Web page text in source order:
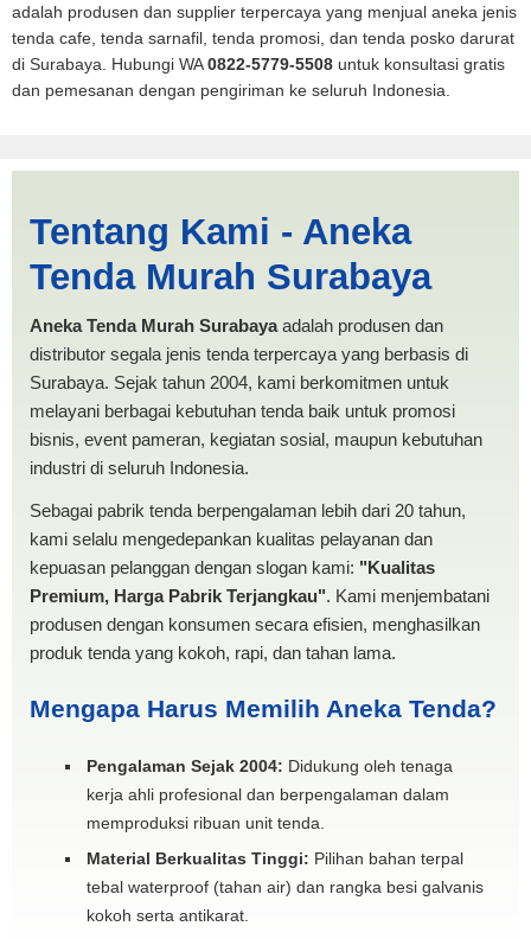
adalah produsen dan supplier terpercaya yang menjual aneka jenis
tenda cafe, tenda sarnafil, tenda promosi, dan tenda posko darurat
di Surabaya. Hubungi WA0822-5779-5508 untuk konsultasi gratis
dan pemesanan dengan pengiriman ke seluruh Indonesia.
PRODUKSI ANEKA TENDA
MURAH
Tentang Kami - Aneka
Tenda Murah Surabaya
Aneka Tenda Murah Surabayaadalah produsen dan
distributor segala jenis tenda terpercaya yang berbasis di
Surabaya. Sejak tahun 2004, kami berkomitmen untuk
melayani berbagai kebutuhan tenda baik untuk promosi
bisnis, event pameran, kegiatan sosial, maupun kebutuhan
industri di seluruh Indonesia.
Sebagai pabrik tenda berpengalaman lebih dari 20 tahun,
kami selalu mengedepankan kualitas pelayanan dan
kepuasan pelanggan dengan slogan kami: "Kualitas
Premium, Harga Pabrik Terjangkau". Kami menjembatani
produsen dengan konsumen secara efisien, menghasilkan
produk tenda yang kokoh, rapi, dan tahan lama.
Mengapa Harus Memilih Aneka Tenda?
Pengalaman Sejak 2004: Didukung oleh tenaga
kerja ahli profesional dan berpengalaman dalam
memproduksi ribuan unit tenda.
Material Berkualitas Tinggi: Pilihan bahan terpal
tebal waterproof (tahan air) dan rangka besi galvanis
kokoh serta antikarat.